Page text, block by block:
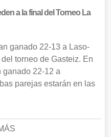
a la final del Torneo La
ganado 22-13 a Laso-
torneo de Gasteiz. En
ganado 22-12 a
parejas estarán en las